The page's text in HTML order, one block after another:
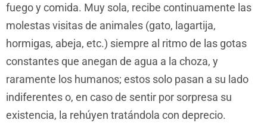
fuego y comida. Muy sola, recibe continuamente las
molestas visitas de animales (gato, lagartija,
hormigas, abeja, etc.) siempre al ritmo de las gotas
constantes que anegan de agua a la choza, y
raramente los humanos; estos solo pasan a su lado
indiferentes o, en caso de sentir por sorpresa su
existencia, la rehúyen tratándola con deprecio.